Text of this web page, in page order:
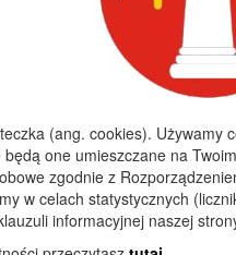
(ang. cookies). Używamy
one umieszczane na
zgodnie z
w celach statystycznych
informacyjnej naszej